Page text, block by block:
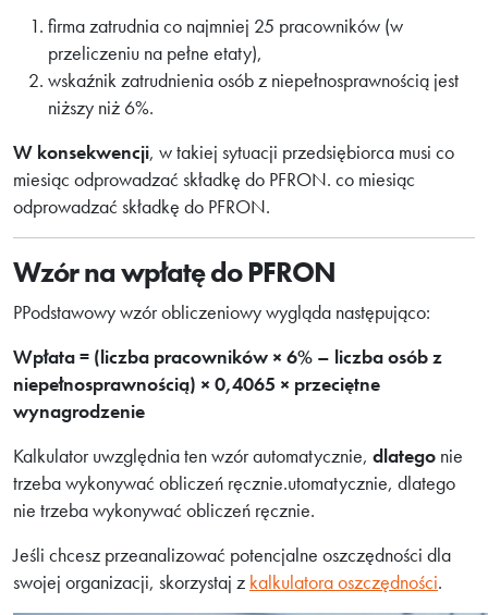
firma zatrudnia co najmniej 25 pracowników (w
przeliczeniu na pełne etaty),
wskaźnik zatrudnienia osób z niepełnosprawnością jest
niższy niż 6%.
W konsekwencji, w takiej sytuacji przedsiębiorca musi co
miesiąc odprowadzać składkę do PFRON. co miesiąc
odprowadzać składkę do PFRON.
Wzór na wpłatę do PFRON
PPodstawowy wzór obliczeniowy wygląda następująco:
Wpłata = (liczba pracowników × 6% – liczba osób z
niepełnosprawnością) × 0,4065 × przeciętne
wynagrodzenie
Kalkulator uwzględnia ten wzór automatycznie, dlatego nie
trzeba wykonywać obliczeń ręcznie.utomatycznie, dlatego
nie trzeba wykonywać obliczeń ręcznie.
Jeśli chcesz przeanalizować potencjalne oszczędności dla
swojej organizacji, skorzystaj z kalkulatora oszczędności.